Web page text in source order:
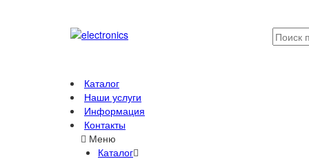
Каталог
Наши услуги
Информация
Контакты
Меню
Каталог